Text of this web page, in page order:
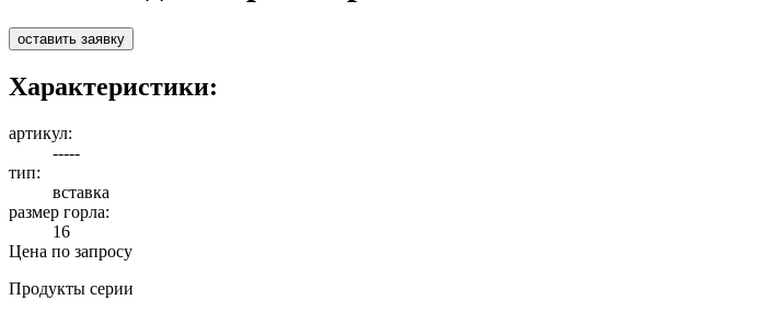
оставить заявку
Характеристики:
артикул:
-----
тип:
вставка
размер горла:
16
Цена по запросу
Продукты серии